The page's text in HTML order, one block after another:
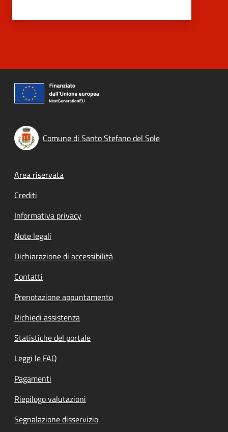
Comune di Santo Stefano del Sole
Footer menu
Area riservata
Crediti
Informativa privacy
Note legali
Dichiarazione di accessibilità
Contatti
Prenotazione appuntamento
Richiedi assistenza
Statistiche del portale
Leggi le FAQ
Pagamenti
Riepilogo valutazioni
Segnalazione disservizio